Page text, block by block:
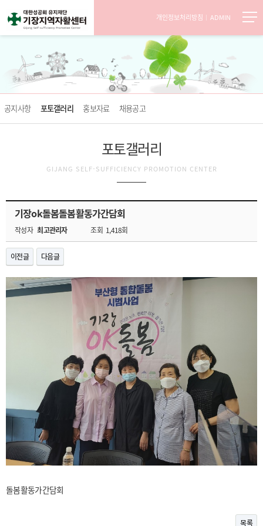
개인정보처리방침 ADMIN
공지사항 포토갤러리 홍보자료 채용공고
포토갤러리
GIJANG SELF-SUFFICIENCY PROMOTION CENTER
기장ok돌봄돌봄활동가간담회
작성자 최고관리자 조회 1,418회
이전글 다음글
돌봄활동가간담회
목록